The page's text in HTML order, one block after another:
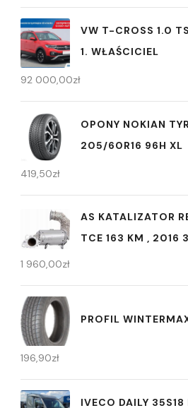
VW T-CROSS 1.0
1. WŁAŚCICIEL
92 000,00zł
OPONY NOKIAN
205/60R16 96H XL
419,50zł
AS KATALIZATOR
TCE 163 KM , 2016
1 960,00zł
PROFIL
196,90zł
IVECO DAILY